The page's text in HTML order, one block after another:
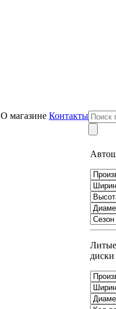
О магазине Контакты
Литые
диски